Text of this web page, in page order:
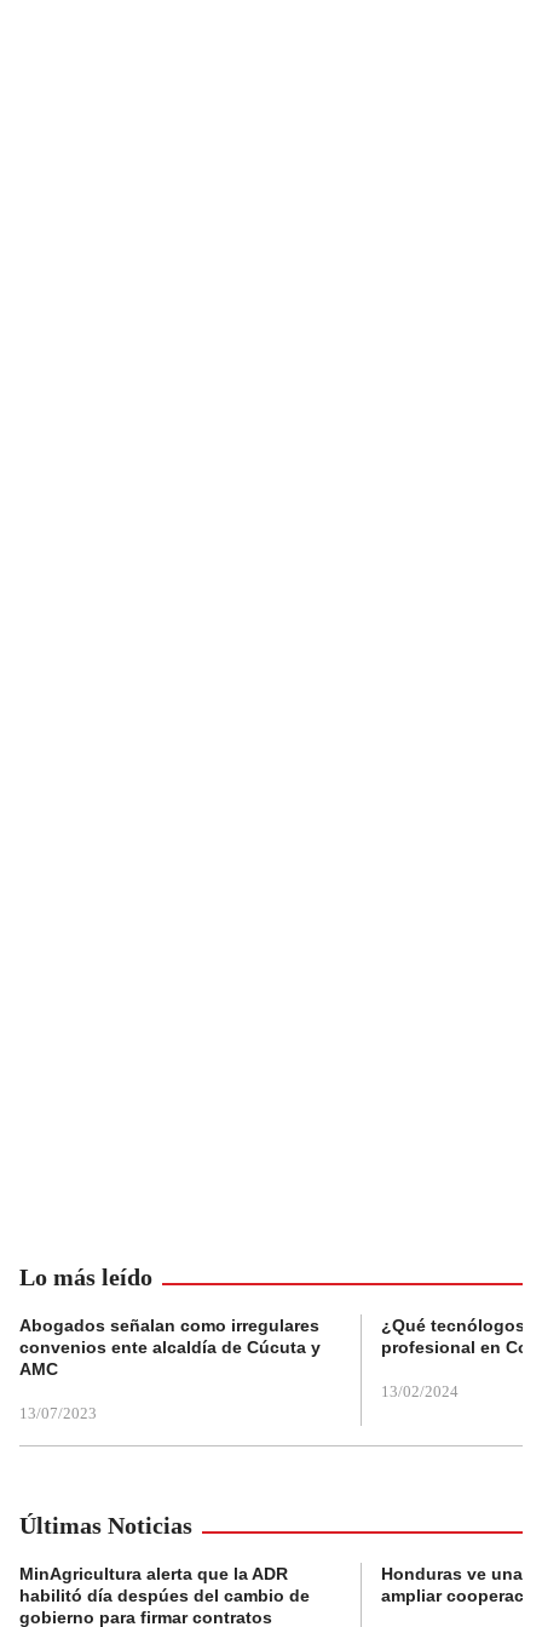
Lo más leído
Abogados señalan como irregulares
convenios ente alcaldía de Cúcuta y
AMC
13/07/2023
¿Qué tecnólogos
profesional en
13/02/2024
Últimas Noticias
MinAgricultura alerta que la ADR
habilitó día despúes del cambio de
gobierno para firmar contratos
Honduras ve una
ampliar